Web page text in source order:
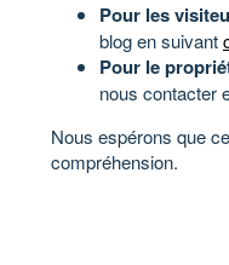
Pour les
blog en suivant
Pour le
nous contacter
Nous espérons que
compréhension.